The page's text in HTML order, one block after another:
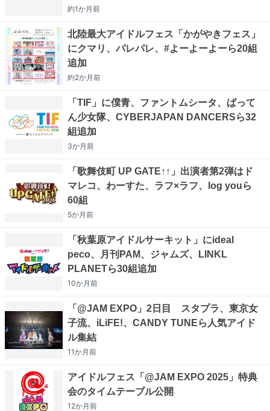
約1か月前
北陸最大アイドルフェス「かがやきフェス」
にクマリ、パレパレ、#よーよーよーら20組
追加
約2か月前
「TIF」に僕青、ファントムシータ、ばって
ん少女隊、CYBERJAPAN DANCERSら32
組追加
3か月前
「歌舞伎町 UP GATE↑↑」出演者第2弾はド
マレコ、わーすた、ラフ×ラフ、log youら
60組
5か月前
「秋葉原アイドルサーキット」にideal
peco、月刊PAM、ジャムズ、LINKL
PLANETら30組追加
10か月前
「@JAM EXPO」2日目 スタプラ、東京女
子流、iLiFE!、CANDY TUNEら人気アイド
ル集結
11か月前
アイドルフェス「@JAM EXPO 2025」特典
会のタイムテーブル公開
12か月前